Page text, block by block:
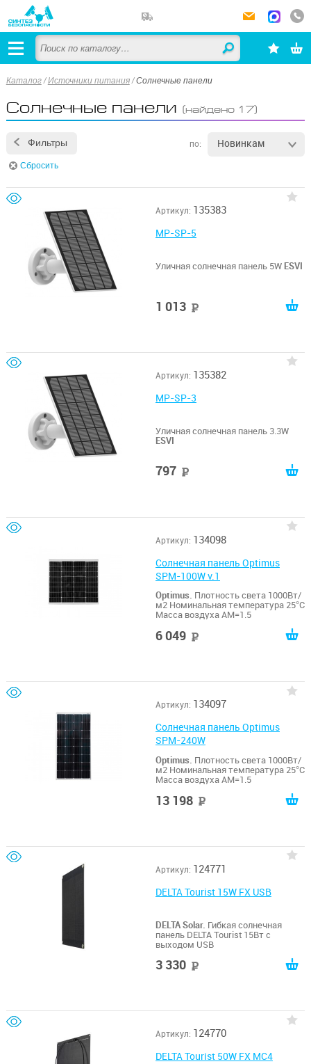
Каталог /Источники питания /Солнечные панели
Солнечные панели (найдено 17)
Фильтры по: Новинкам
Сбросить
Артикул: 135383
MP-SP-5
Уличная солнечная панель 5W ESVI
1 013
Артикул: 135382
MP-SP-3
Уличная солнечная панель 3.3W
ESVI
797
Артикул: 134098
Солнечная панель Optimus
SPM-100W v.1
Optimus. Плотность света 1000Вт/
м2 Номинальная температура 25°C
Масса воздуха АМ=1.5
6 049
Артикул: 134097
Солнечная панель Optimus
SPM-240W
Optimus. Плотность света 1000Вт/
м2 Номинальная температура 25°C
Масса воздуха АМ=1.5
13 198
Артикул: 124771
DELTA Tourist 15W FX USB
DELTA Solar. Гибкая солнечная
панель DELTA Tourist 15Вт с
выходом USB
3 330
Артикул: 124770
DELTA Tourist 50W FX MC4